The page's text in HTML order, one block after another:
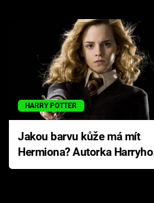
HARRY POTTER
Jakou barvu kůže má mít
Hermiona? Autorka Harryho
Pottera přišla s ráznou